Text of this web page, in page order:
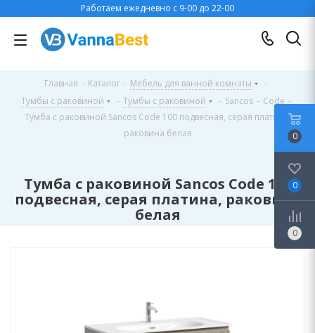
Работаем ежедневно с 9-00 до 22-00
Главная - Каталог - Мебель для ванной комнаты
-
Тумбы с раковиной
- Тумбы с раковиной - Sancos - Code -
Тумба с раковиной Sancos Code 100 подвесная, серая платина,
раковина белая
Тумба с раковиной Sancos Code 100
подвесная, серая платина, раковина
белая
0
0
0